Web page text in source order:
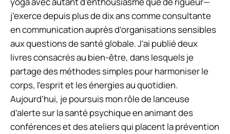
j’exerce depuis plus de dix ans comme consultante
en communication auprès d’organisations sensibles
aux questions de santé globale. J’ai publié deux
livres consacrés au bien-être, dans lesquels je
partage des méthodes simples pour harmoniser le
corps, l’esprit et les énergies au quotidien.
Aujourd’hui, je poursuis mon rôle de lanceuse
d’alerte sur la santé psychique en animant des
conférences et des ateliers qui placent la prévention